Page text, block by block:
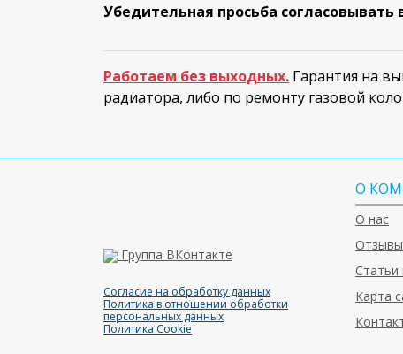
Убедительная просьба согласовывать
Работаем без выходных. Гарантия на
радиатора, либо по ремонту газовой
Группа ВКонтакте
Согласие на обработку данных
Политика в отношении обработки
персональных данных
Политика Cookie
О
О нас
Отзывы
Статьи
Карта